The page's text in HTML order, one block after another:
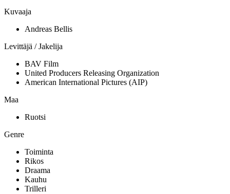
Kuvaaja
Andreas Bellis
Levittäjä / Jakelija
BAV Film
United Producers Releasing Organization
American International Pictures (AIP)
Maa
Ruotsi
Genre
Toiminta
Rikos
Draama
Kauhu
Trilleri